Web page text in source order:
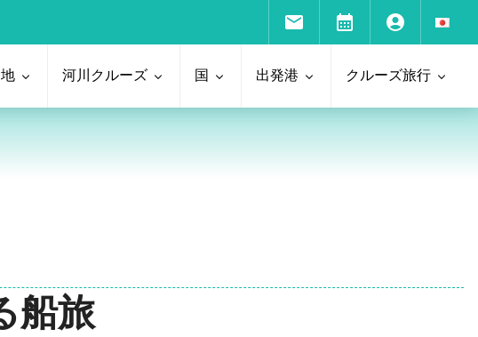
河川クルーズ 国 出発港 クルーズ旅行
船旅